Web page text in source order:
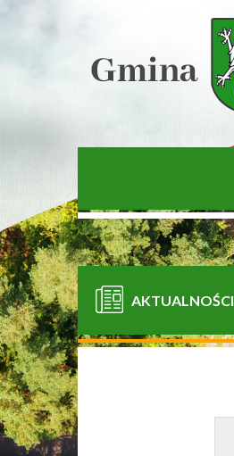
AKTUALNOŚCI
[interaktywna-mapa]